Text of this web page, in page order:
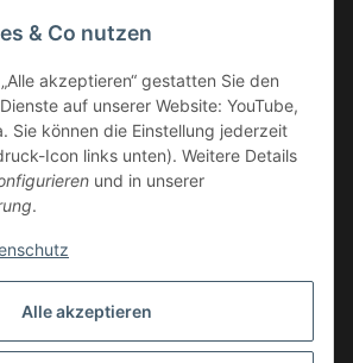
Alle akzeptieren
& Co nutzen
akzeptieren“ gestatten Sie den
auf unserer Website: YouTube,
Sie können die Einstellung jederzeit
Icon links unten). Weitere Details
und in unserer
.
975 (10-17 Uhr)